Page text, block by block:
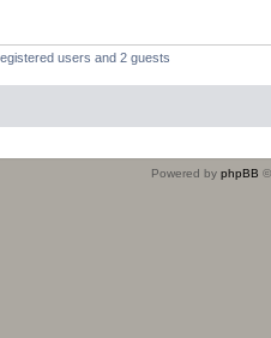
users and 2 guests
Powered by phpBB